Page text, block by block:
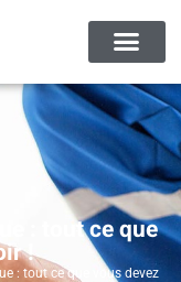
: tout ce que
!
: tout ce que vous devez